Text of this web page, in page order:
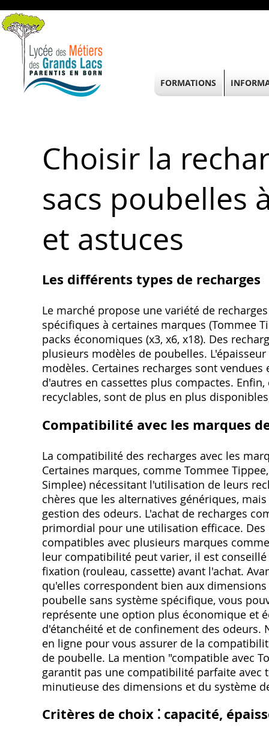
Choisir la
sacs poubelles
et astuces
Les différents types de recharges
Le marché propose une variété de
spécifiques à certaines marques (Tommee
packs économiques (x3, x6, x18). Des
plusieurs modèles de poubelles.
modèles. Certaines recharges sont
d'autres en cassettes plus compactes.
recyclables, sont de plus en plus
Compatibilité avec les marques
La compatibilité des recharges avec les
Certaines marques, comme Tommee
Simplee) nécessitant l'utilisation de leurs
chères que les alternatives génériques,
gestion des odeurs. L'achat de recharges
primordial pour une utilisation efficace.
compatibles avec plusieurs marques
leur compatibilité peut varier, il est
fixation (rouleau, cassette) avant l'achat.
qu'elles correspondent bien aux
poubelle sans système spécifique, vous
représente une option plus économique et
d'étanchéité et de confinement des odeurs.
en ligne pour vous assurer de la
de poubelle. La mention "compatible avec
garantit pas une compatibilité parfaite avec
minutieuse des dimensions et du système
Critères de choix ⁚ capacité,
FORMATIONS